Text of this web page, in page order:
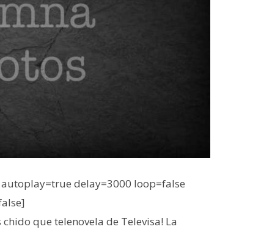
delay=3000 loop=false
que telenovela de Televisa! La